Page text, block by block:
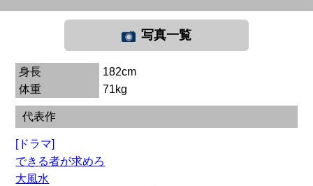
写真一覧
身長
182cm
体重
71kg
代表作
[ドラマ]
できる者が求めろ
大風水